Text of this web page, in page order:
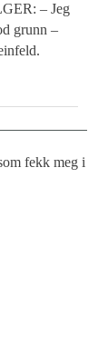
– Jeg
grunn –
fekk meg i